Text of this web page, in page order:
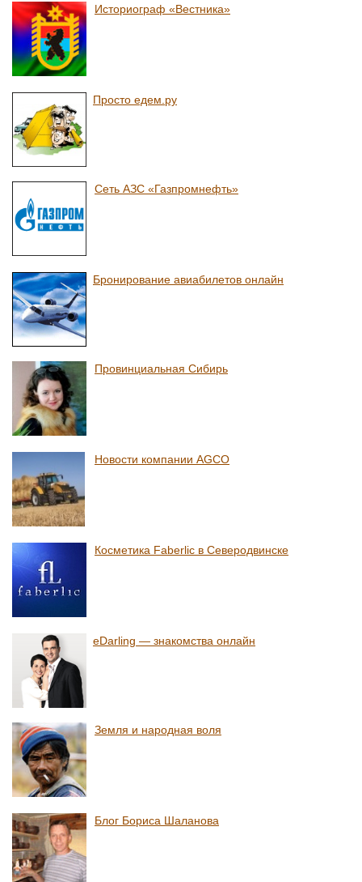
Историограф «Вестника»
Просто едем.ру
Сеть АЗС «Газпромнефть»
Бронирование авиабилетов онлайн
Провинциальная Сибирь
Новости компании AGCO
Косметика Faberlic в Северодвинске
eDarling — знакомства онлайн
Земля и народная воля
Блог Бориса Шаланова